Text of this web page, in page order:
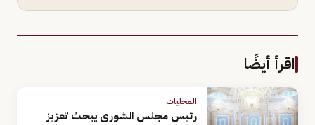
اقرأ أيضًا
المحليات
رئيس مجلس الشورى يبحث تعزيز